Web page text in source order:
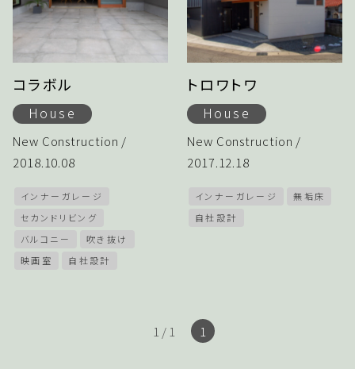
コラボル
House
New Construction /
2018.10.08
インナーガレージ
セカンドリビング
バルコニー
吹き抜け
映画室
自社設計
トロワトワ
House
New Construction /
2017.12.18
インナーガレージ
無垢床
自社設計
1 / 1 1